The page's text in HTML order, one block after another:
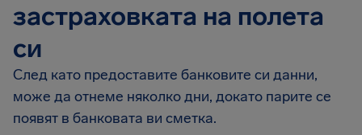
застраховката на полета
си
След като предоставите банковите си данни,
може да отнеме няколко дни, докато парите се
появят в банковата ви сметка.